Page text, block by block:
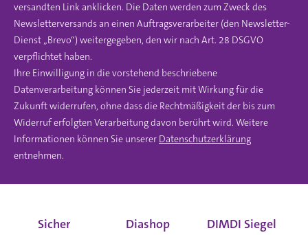
versandten Link anklicken. Die Daten werden zum Zweck des
Newsletterversands an einen Auftragsverarbeiter (den Newsletter-
Dienst „Brevo“) weitergegeben, den wir nach Art. 28 DSGVO
verpflichtet haben.
Ihre Einwilligung in die vorstehend beschriebene
Datenverarbeitung können Sie jederzeit mit Wirkung für die
Zukunft widerrufen, ohne dass die Rechtmäßigkeit der bis zum
Widerruf erfolgten Verarbeitung davon berührt wird. Weitere
Informationen können Sie unserer Datenschutzerklärung
entnehmen.
Sicher
Diashop
DIMDI Siegel